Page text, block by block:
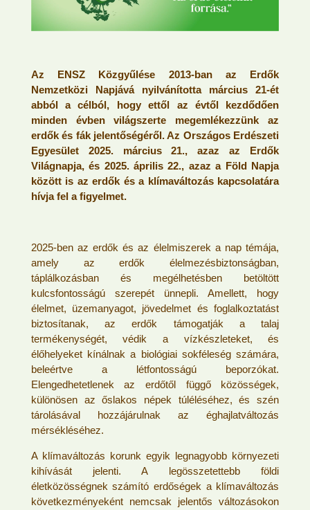
Az ENSZ Közgyűlése 2013-ban az Erdők
Nemzetközi Napjává nyilvánította március 21-ét
abból a célból, hogy ettől az évtől kezdődően
minden évben világszerte megemlékezzünk az
erdők és fák jelentőségéről. Az Országos Erdészeti
Egyesület 2025. március 21., azaz az Erdők
Világnapja, és 2025. április 22., azaz a Föld Napja
között is az erdők és a klímaváltozás kapcsolatára
hívja fel a figyelmet.
2025-ben az erdők és az élelmiszerek a nap témája,
amely az erdők élelmezésbiztonságban,
táplálkozásban és megélhetésben betöltött
kulcsfontosságú szerepét ünnepli. Amellett, hogy
élelmet, üzemanyagot, jövedelmet és foglalkoztatást
biztosítanak, az erdők támogatják a talaj
termékenységét, védik a vízkészleteket, és
élőhelyeket kínálnak a biológiai sokféleség számára,
beleértve a létfontosságú beporzókat.
Elengedhetetlenek az erdőtől függő közösségek,
különösen az őslakos népek túléléséhez, és szén
tárolásával hozzájárulnak az éghajlatváltozás
mérsékléséhez.
A klímaváltozás korunk egyik legnagyobb környezeti
kihívását jelenti. A legösszetettebb földi
életközösségnek számító erdőségek a klímaváltozás
következményeként nemcsak jelentős változásokon